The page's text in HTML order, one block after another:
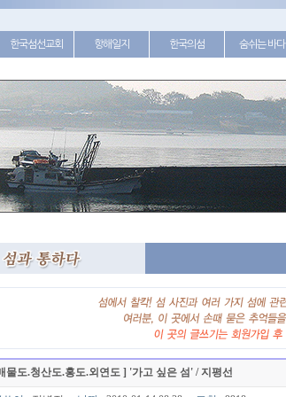
한국섬선교회 항해일지 한국의섬 숨쉬는 바다
물도.청산도.홍도.외연도 ] '가고 싶은 섬' / 지평선